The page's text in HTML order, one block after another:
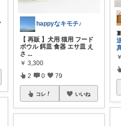
happyなキモチ♪
【 再販 】犬用 猫用 フード
ボウル 餌皿 食器 エサ皿 え
さ ...
￥ 3,300
2 0 79
コレ いいね
￥